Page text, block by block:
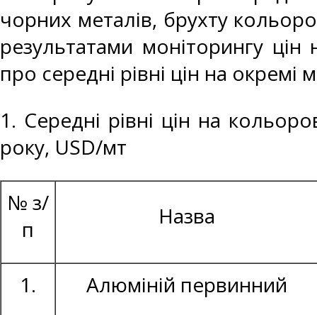
чорних металів, брухту
результатами моніторингу
про середні рівні цін на окремі
1. Середні рівні цін на
року, USD/мт
№ з/
п
Назва
1. Алюміній первинний